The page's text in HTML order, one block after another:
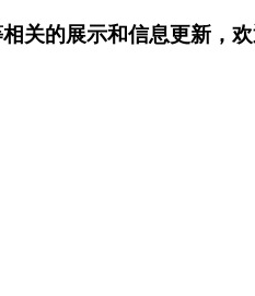
关的展示和信息更新，欢